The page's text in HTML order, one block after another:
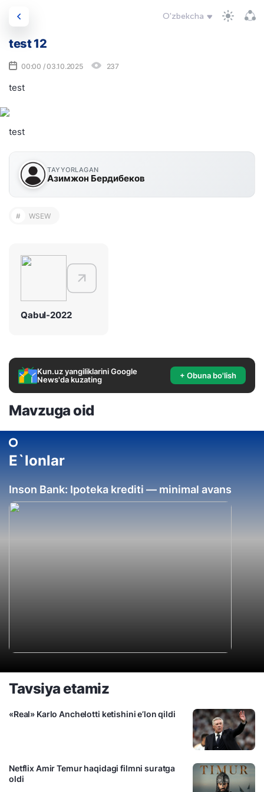
O'zbekcha
test 12
00:00 / 03.10.2025 237
test
test
TAYYORLAGAN
Азимжон Бердибеков
# WSEW
Qabul-2022
Kun.uz yangiliklarini Google
News'da kuzating
+ Obuna bo'lish
Mavzuga oid
E`lonlar
Inson Bank: Ipoteka krediti — minimal avans
Tavsiya etamiz
«Real» Karlo Anchelotti ketishini e’lon qildi
Netflix Amir Temur haqidagi filmni suratga
oldi